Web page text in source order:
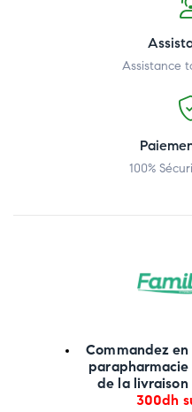
Assistance
100%
Commandez
de la livraison
300dh